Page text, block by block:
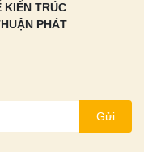
KIẾN TRÚC
PHÁT
Gửi